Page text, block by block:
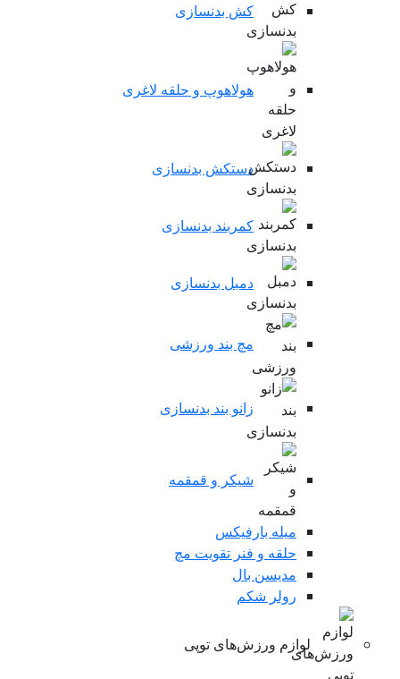
کش بدنسازی
هولاهوپ و حلقه لاغری
دستکش بدنسازی
کمربند بدنسازی
دمبل بدنسازی
مچ بند ورزشی
زانو بند بدنسازی
شیکر و قمقمه
میله بارفیکس
حلقه و فنر تقویت مچ
مدیسن بال
رولر شکم
لوازم ورزش‌های توپی